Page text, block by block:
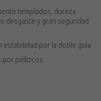
templados, dureza
desgaste y gran seguridad
estabilidad por la doble guía
por pellizcos